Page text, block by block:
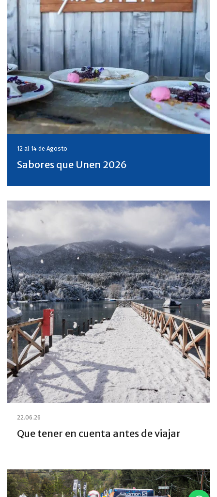
12 al 14 de Agosto
Sabores que Unen 2026
22.06.26
Que tener en cuenta antes de viajar